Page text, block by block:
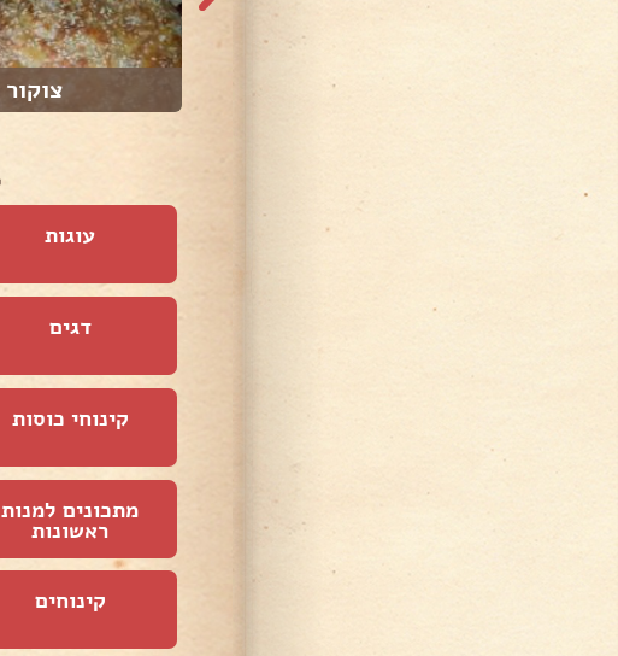
רוגלך צוקור
עוגות
דגים
קינוחי כוסות
מתכונים למנות
ראשונות
קינוחים